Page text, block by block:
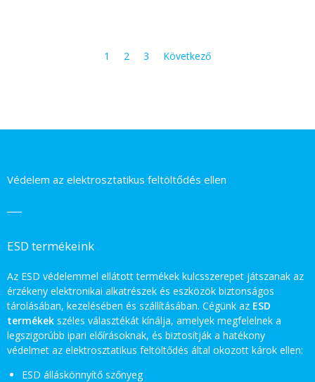
1 2 3 Következő
Védelem az elektrosztatikus feltöltődés ellen
ESD termékeink
Az ESD védelemmel ellátott termékek kulcsszerepet játszanak az
érzékeny elektronikai alkatrészek és eszközök biztonságos
tárolásában, kezelésében és szállításában. Cégünk az ESD
termékek széles választékát kínálja, amelyek megfelelnek a
legszigorúbb ipari előírásoknak, és biztosítják a hatékony
védelmet az elektrosztatikus feltöltődés által okozott károk ellen:
ESD álláskönnyítő szőnyeg